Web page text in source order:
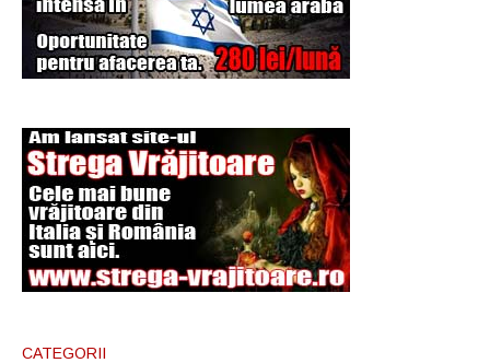
pentru un ritual de
magie neagră
CATEGORII